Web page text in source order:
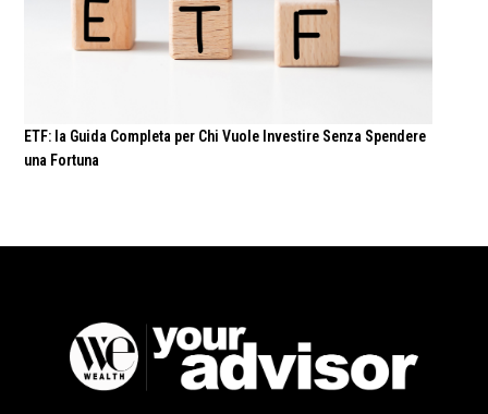
ETF: la Guida Completa per Chi Vuole Investire Senza Spendere
una Fortuna